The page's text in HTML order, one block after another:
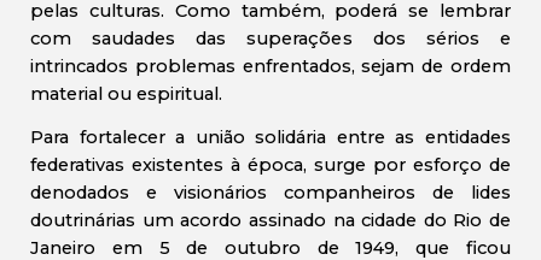
pelas culturas. Como também, poderá se lembrar
com saudades das superações dos sérios e
intrincados problemas enfrentados, sejam de ordem
material ou espiritual.
Para fortalecer a união solidária entre as entidades
federativas existentes à época, surge por esforço de
denodados e visionários companheiros de lides
doutrinárias um acordo assinado na cidade do Rio de
Janeiro em 5 de outubro de 1949, que ficou